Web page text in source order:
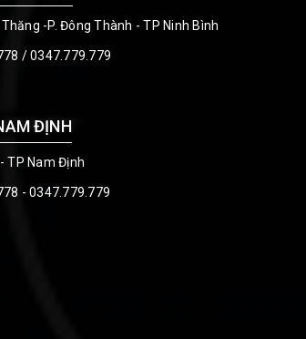
-P. Đông Thành - TP Ninh Bình
/0347.779.779
ĐỊNH
TP Nam Định
- 0347.779.779